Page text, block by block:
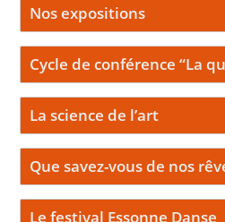
Nos expositions
Cycle de conférence “La
La science de l’art
Que savez-vous de nos
Le festival Essonne Danse